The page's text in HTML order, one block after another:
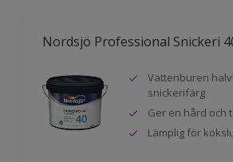
Nordsjö Professional Snickeri
Vattenburen
snickerifärg
Ger en hård och
Lämplig för